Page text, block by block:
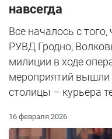
навсегда
Все началось с
РУВД Гродно,
милиции в ходе
мероприятий
столицы – курьера
16 февраля 2026